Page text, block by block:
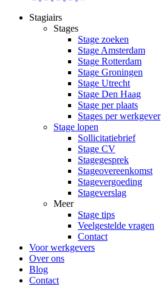
Stagiairs
Stages
Stage zoeken
Stage Amsterdam
Stage Rotterdam
Stage Groningen
Stage Utrecht
Stage Den Haag
Stage per plaats
Stages per werkgever
Stage lopen
Sollicitatiebrief
Stage CV
Stagegesprek
Stageovereenkomst
Stagevergoeding
Stageverslag
Meer
Stage tips
Veelgestelde vragen
Contact
Voor werkgevers
Over ons
Blog
Contact